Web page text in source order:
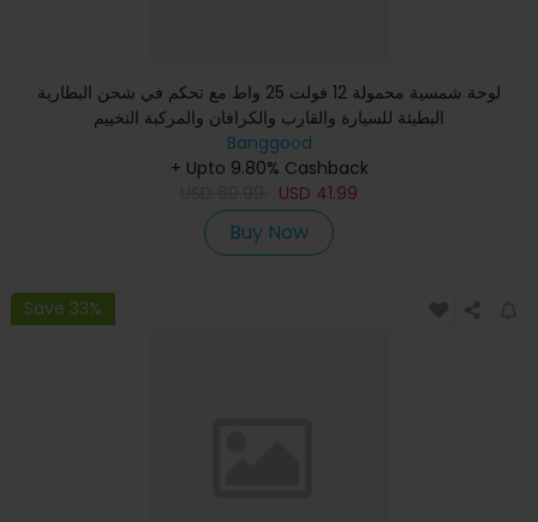
لوحة شمسية محمولة 12 فولت 25 واط مع تحكم في شحن البطارية
البطيئة للسيارة والقارب والكرافان والمركبة التخييم
Banggood
+ Upto 9.80% Cashback
USD 41.99
Buy Now
Save 33%